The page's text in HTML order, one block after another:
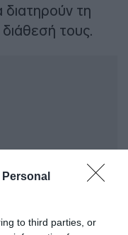
to third parties, or
τη
διάθεσή τους.